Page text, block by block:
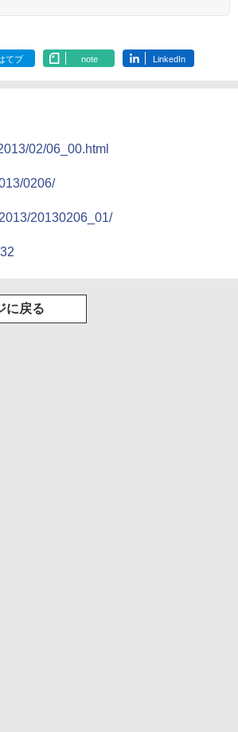
てブ note LinkedIn
02/06_00.html
0206/
20130206_01/
に戻る